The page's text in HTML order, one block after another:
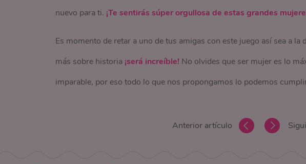
nuevo para ti. ¡Te sentirás súper orgullosa de estas grandes
Es momento de retar a uno de tus amigas con este juego así sea a
más sobre historia ¡será increíble! No olvides que ser mujer es lo
imparable, por eso todo lo que nos propongamos lo podemos
Anterior artículo